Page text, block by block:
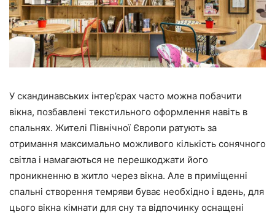
У скандинавських інтер’єрах часто можна побачити
вікна, позбавлені текстильного оформлення навіть в
спальнях. Жителі Північної Європи ратують за
отримання максимально можливого кількість сонячного
світла і намагаються не перешкоджати його
проникненню в житло через вікна. Але в приміщенні
спальні створення темряви буває необхідно і вдень, для
цього вікна кімнати для сну та відпочинку оснащені